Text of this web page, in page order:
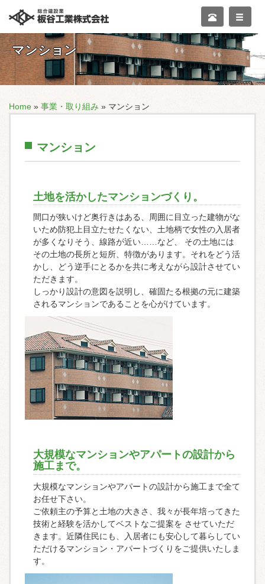
マンション
Home » 事業・取り組み » マンション
マンション
土地を活かしたマンションづくり。
間口が狭いけど奥行きはある、周囲に目立った建物がな
いため防犯上目立たせたくない、土地柄で女性の入居者
が多くなりそう、線路が近い……など、 その土地には
その土地の長所と短所、特徴があります。それをどう活
かし、どう逆手にとるかを共に考えながら設計させてい
ただきます。
しっかり設計の意図を説明し、確固たる根拠の元に建築
されるマンションであることを心がけています。
大規模なマンションやアパートの設計から
施工まで。
大規模なマンションやアパートの設計から施工まで全て
お任せ下さい。
ご依頼主の予算と土地の大きさ、我々が長年培ってきた
技術と経験を活かしてベストなご提案を させていただ
きます。近隣住民にも、入居者にも安心して暮らしてい
ただけるマンション・アパートづくりをご提供いたしま
す。